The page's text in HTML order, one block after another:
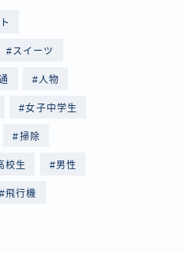
スイーツ
人物
女子中学生
掃除
校生 男性
飛行機